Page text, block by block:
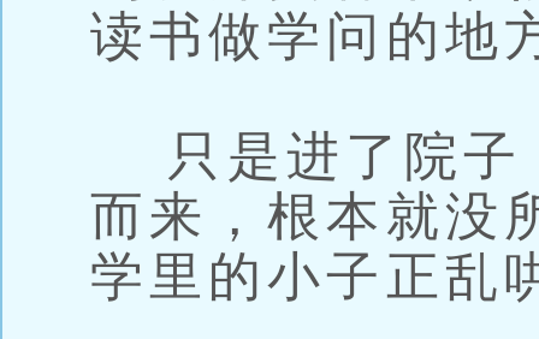
读书做学问的地
只是进了院子
而来，根本就没
学里的小子正乱